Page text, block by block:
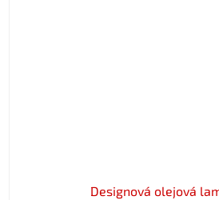
Designová olejová